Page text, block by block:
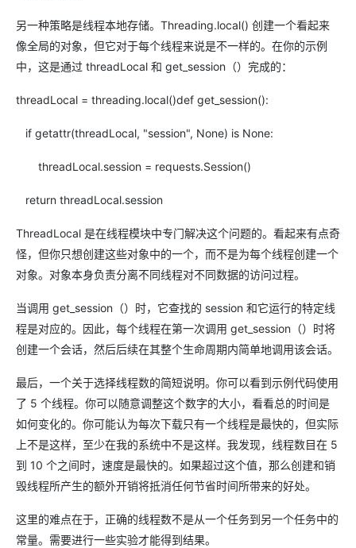
另一种策略是线程本地存储。Threading.local() 创建一个看起来
像全局的对象，但它对于每个线程来说是不一样的。在你的示例
中，这是通过 threadLocal 和 get_session（）完成的：
threadLocal = threading.local()def get_session():
if getattr(threadLocal, "session", None) is None:
threadLocal.session = requests.Session()
return threadLocal.session
ThreadLocal 是在线程模块中专门解决这个问题的。看起来有点奇
怪，但你只想创建这些对象中的一个，而不是为每个线程创建一个
对象。对象本身负责分离不同线程对不同数据的访问过程。
当调用 get_session（）时，它查找的 session 和它运行的特定线
程是对应的。因此，每个线程在第一次调用 get_session（）时将
创建一个会话，然后后续在其整个生命周期内简单地调用该会话。
最后，一个关于选择线程数的简短说明。你可以看到示例代码使用
了 5 个线程。你可以随意调整这个数字的大小，看看总的时间是
如何变化的。你可能认为每次下载只有一个线程是最快的，但实际
上不是这样，至少在我的系统中不是这样。我发现，线程数目在 5
到 10 个之间时，速度是最快的。如果超过这个值，那么创建和销
毁线程所产生的额外开销将抵消任何节省时间所带来的好处。
这里的难点在于，正确的线程数不是从一个任务到另一个任务中的
常量。需要进行一些实验才能得到结果。